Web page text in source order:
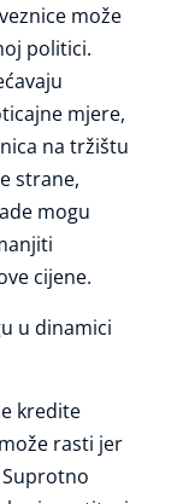
može
politici.
mjere,
na tržištu
strane,
mogu
cijene.
u dinamici
kredite
rasti jer